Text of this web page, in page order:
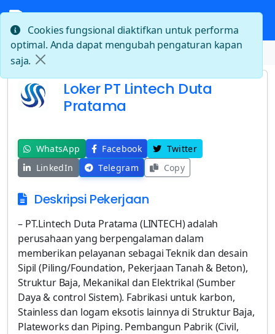
Beranda Loker PT Lintech Duta Pratama
Loker PT Lintech Duta
Pratama
WhatsApp Facebook
Twitter
LinkedIn
Telegram Copy
Deskripsi Pekerjaan
– PT.Lintech Duta Pratama (LINTECH) adalah
perusahaan yang berpengalaman dalam
memberikan pelayanan sebagai Teknik dan desain
Sipil (Piling/Foundation, Pekerjaan Tanah & Beton),
Struktur Baja, Mekanikal dan Elektrikal (Sumber
Daya & control Sistem). Fabrikasi untuk karbon,
Stainless dan logam eksotis lainnya di Struktur Baja,
Plateworks dan Piping. Pembangun Pabrik (Civil,
Cookies fungsional diaktifkan untuk performa
optimal. Anda dapat mengubah pengaturan kapan
saja.